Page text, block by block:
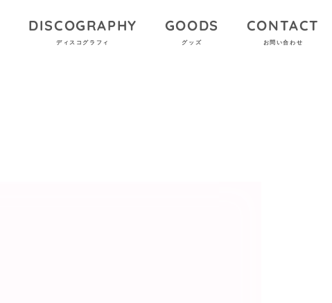
DISCOGRAPHY
ディスコグラフィ
GOODS
グッズ
CONTACT
お問い合わせ